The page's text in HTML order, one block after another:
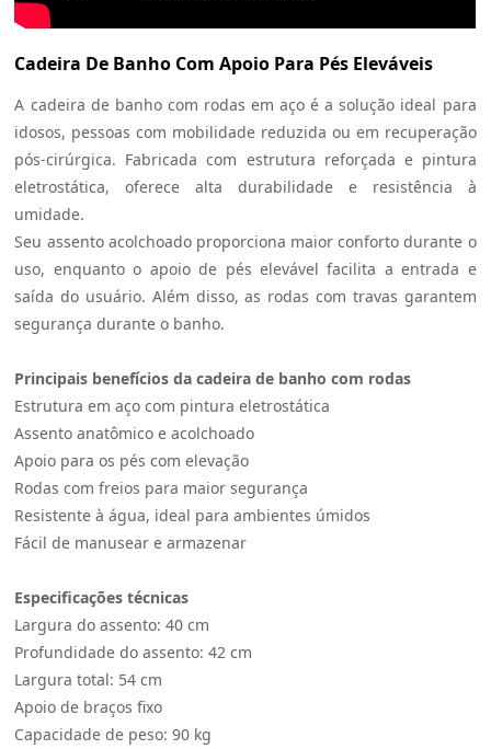
Cadeira De Banho Com Apoio Para Pés Eleváveis
A cadeira de banho com rodas em aço é a solução ideal para
idosos, pessoas com mobilidade reduzida ou em recuperação
pós-cirúrgica. Fabricada com estrutura reforçada e pintura
eletrostática, oferece alta durabilidade e resistência à
umidade.
Seu assento acolchoado proporciona maior conforto durante o
uso, enquanto o apoio de pés elevável facilita a entrada e
saída do usuário. Além disso, as rodas com travas garantem
segurança durante o banho.
Principais benefícios da cadeira de banho com rodas
Estrutura em aço com pintura eletrostática
Assento anatômico e acolchoado
Apoio para os pés com elevação
Rodas com freios para maior segurança
Resistente à água, ideal para ambientes úmidos
Fácil de manusear e armazenar
Especificações técnicas
Largura do assento: 40 cm
Profundidade do assento: 42 cm
Largura total: 54 cm
Apoio de braços fixo
Capacidade de peso: 90 kg